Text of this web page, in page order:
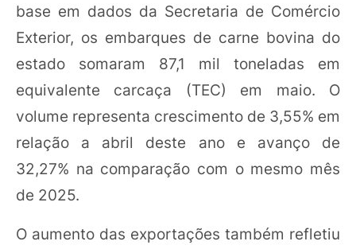
base em dados da Secretaria de Comércio
Exterior, os embarques de carne bovina do
estado somaram 87,1 mil toneladas em
equivalente carcaça (TEC) em maio. O
volume representa crescimento de 3,55% em
relação a abril deste ano e avanço de
32,27% na comparação com o mesmo mês
de 2025.
O aumento das exportações também refletiu